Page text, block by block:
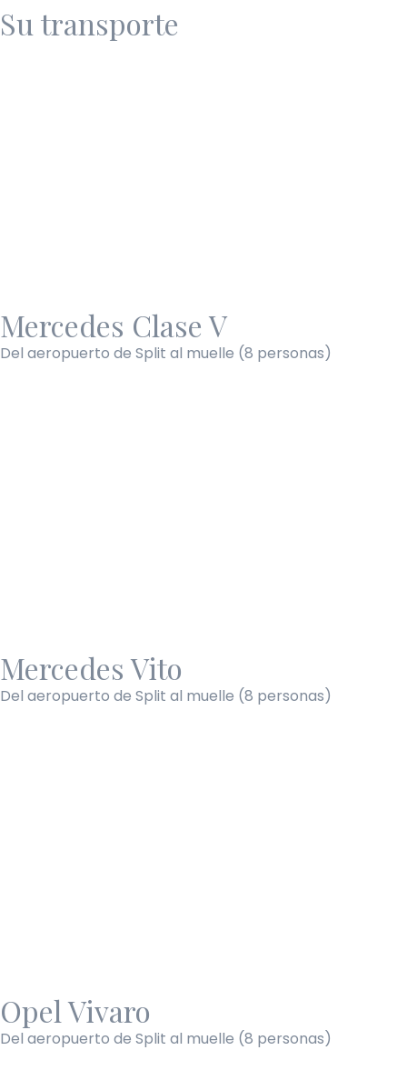
Su transporte
Mercedes Clase V
Del aeropuerto de Split al muelle (8 personas)
Mercedes Vito
Del aeropuerto de Split al muelle (8 personas)
Opel Vivaro
Del aeropuerto de Split al muelle (8 personas)